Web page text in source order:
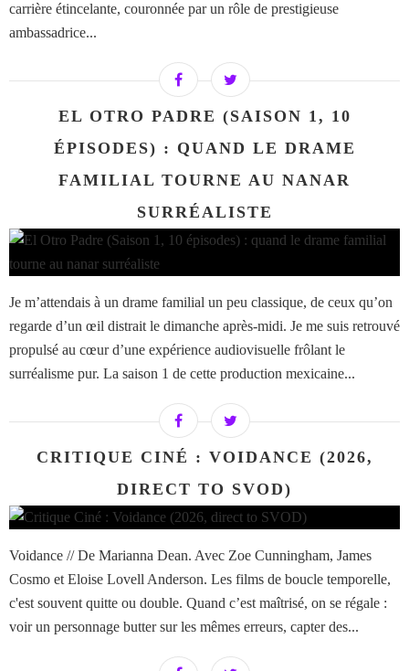
carrière étincelante, couronnée par un rôle de prestigieuse
ambassadrice...
EL OTRO PADRE (SAISON 1, 10
ÉPISODES) : QUAND LE DRAME
FAMILIAL TOURNE AU NANAR
SURRÉALISTE
Je m’attendais à un drame familial un peu classique, de ceux qu’on
regarde d’un œil distrait le dimanche après-midi. Je me suis retrouvé
propulsé au cœur d’une expérience audiovisuelle frôlant le
surréalisme pur. La saison 1 de cette production mexicaine...
CRITIQUE CINÉ : VOIDANCE (2026,
DIRECT TO SVOD)
Voidance // De Marianna Dean. Avec Zoe Cunningham, James
Cosmo et Eloise Lovell Anderson. Les films de boucle temporelle,
c'est souvent quitte ou double. Quand c’est maîtrisé, on se régale :
voir un personnage butter sur les mêmes erreurs, capter des...